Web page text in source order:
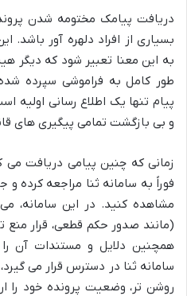
دریافت پیامک مختومه شدن
بسیاری از افراد دلهره آور باشد.
به این معنا تعبیر شود که دیگر
طور کامل به فراموشی سپرده
پیام تنها یک اطلاع رسانی اولیه
و بی بازگشت تمامی پیگیری های
زمانی که چنین پیامی دریافت می
فوراً به سامانه ثنا مراجعه کرده و
مشاهده کنید. در این سامانه،
(مانند صدور حکم قطعی، قرار
همچنین دلایل و مستندات آن را
سامانه ثنا در دسترس قرار می
روشن تر، وضعیت پرونده خود را